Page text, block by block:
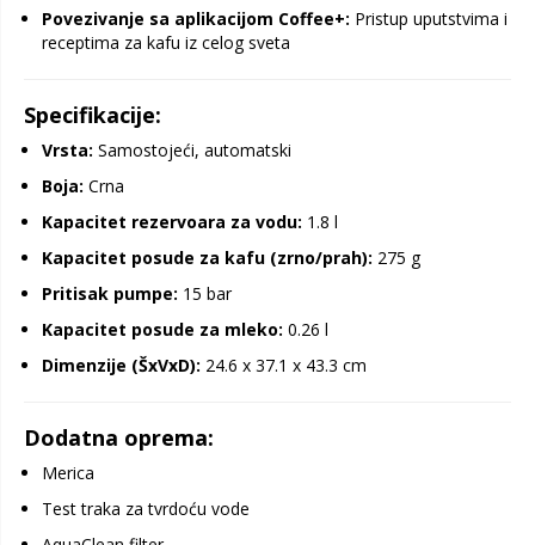
Povezivanje sa aplikacijom Coffee+: Pristup uputstvima i
receptima za kafu iz celog sveta
Specifikacije:
Vrsta: Samostojeći, automatski
Boja: Crna
Kapacitet rezervoara za vodu: 1.8 l
Kapacitet posude za kafu (zrno/prah): 275 g
Pritisak pumpe: 15 bar
Kapacitet posude za mleko: 0.26 l
Dimenzije (ŠxVxD): 24.6 x 37.1 x 43.3 cm
Dodatna oprema:
Merica
Test traka za tvrdoću vode